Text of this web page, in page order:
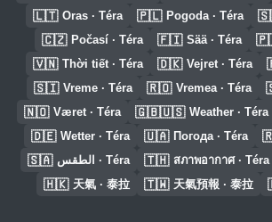
🇱🇹 Oras · Téra 🇵🇱 Pogoda · Téra
🇨🇿 Počasí · Téra 🇫🇮 Sää · Téra
🇻🇳 Thời tiết · Téra 🇩🇰 Vejret · Téra
🇸🇮 Vreme · Téra 🇷🇴 Vremea · Téra
🇳🇴 Været · Téra 🇬🇧🇺🇸 Weather · Téra
🇩🇪 Wetter · Téra 🇺🇦 Погода · Téra
🇸🇦 الطقس · Téra 🇹🇭 สภาพอากาศ · Téra
🇭🇰 天氣 · 泰拉 🇹🇼 天氣預報 · 泰拉